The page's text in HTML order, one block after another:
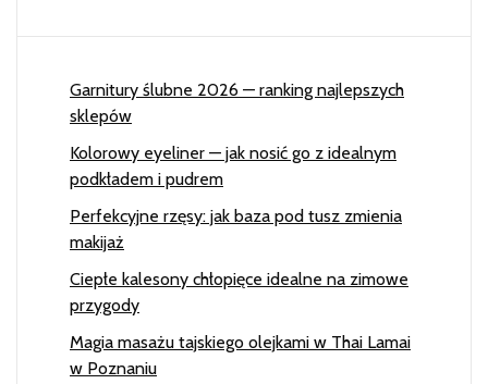
Garnitury ślubne 2026 — ranking najlepszych
sklepów
Kolorowy eyeliner — jak nosić go z idealnym
podkładem i pudrem
Perfekcyjne rzęsy: jak baza pod tusz zmienia
makijaż
Ciepłe kalesony chłopięce idealne na zimowe
przygody
Magia masażu tajskiego olejkami w Thai Lamai
w Poznaniu